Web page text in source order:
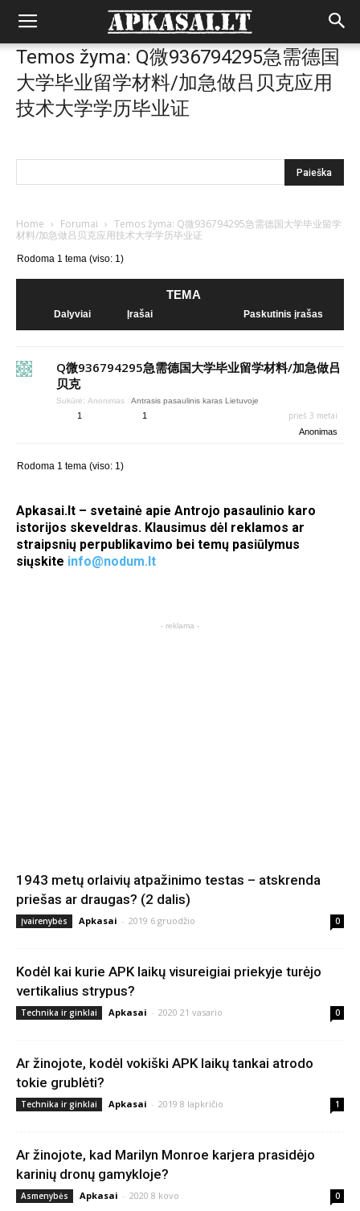
Temos žyma: Q微936794295急需德国
大学毕业留学材料/加急做吕贝克应用
技术大学学历毕业证
Home › Forumai › Temos žyma: Q微936794295急需德国大学毕业留学
材料/加急做吕贝克应用技术大学学历毕业证
Rodoma 1 tema (viso: 1)
TEMA
Dalyviai Įrašai Paskutinis įrašas
Q微936794295急需德国大学毕业留学材料/加急做吕
贝克
Sukūrė: Anonimas : Antrasis pasaulinis karas Lietuvoje
1 1 prieš 3 metai
Anonimas
Rodoma 1 tema (viso: 1)
Apkasai.lt – svetainė apie Antrojo pasaulinio karo
istorijos skeveldras. Klausimus dėl reklamos ar
straipsnių perpublikavimo bei temų pasiūlymus
siųskite info@nodum.lt
- reklama -
1943 metų orlaivių atpažinimo testas – atskrenda
priešas ar draugas? (2 dalis)
Įvairenybės Apkasai - 2019 6 gruodžio 0
Kodėl kai kurie APK laikų visureigiai priekyje turėjo
vertikalius strypus?
Technika ir ginklai Apkasai - 2020 21 vasario 0
Ar žinojote, kodėl vokiški APK laikų tankai atrodo
tokie grublėti?
Technika ir ginklai Apkasai - 2019 8 lapkričio 1
Ar žinojote, kad Marilyn Monroe karjera prasidėjo
karinių dronų gamykloje?
Asmenybės Apkasai - 2020 8 kovo 0